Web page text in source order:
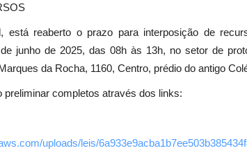
está reaberto o prazo para interposição de
junho de 2025, das 08h às 13h, no setor de
da Rocha, 1160, Centro, prédio do antigo
preliminar completos através dos links:
uploads/leis/